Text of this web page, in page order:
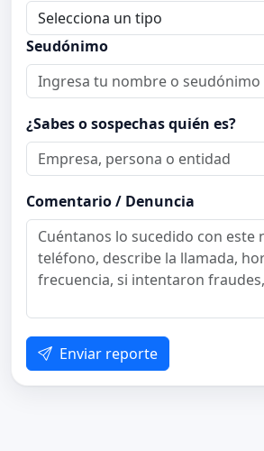
Seudónimo
¿Sabes o sospechas quién es?
Comentario / Denuncia
Enviar reporte